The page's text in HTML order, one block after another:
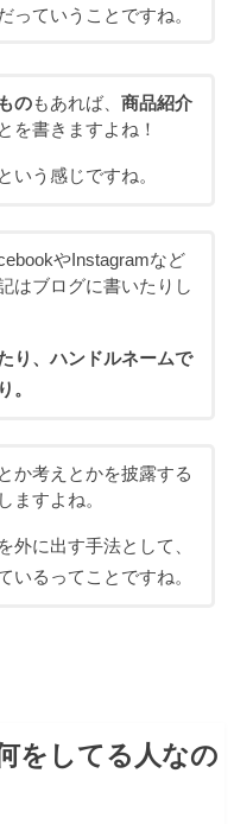
っていうことですね。
のもあれば、 商品紹介
を書きますよね！
いう感じですね。
やInstagramなど
はブログに書いたりし
り、ハンドルネームで
。
か考えとかを披露する
ますよね。
外に出す手法として、
いるってことですね。
をしてる人なの